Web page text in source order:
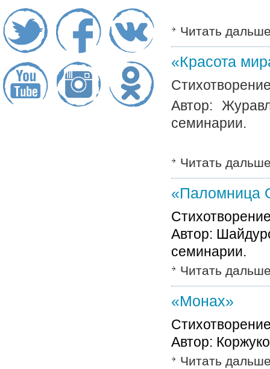
Читать
«Красота
Автор:
семинарии.
Читать
«Паломница
Автор:
семинарии.
Читать
«Монах»
Автор:
Читать